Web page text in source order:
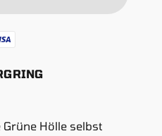
Hölle selbst